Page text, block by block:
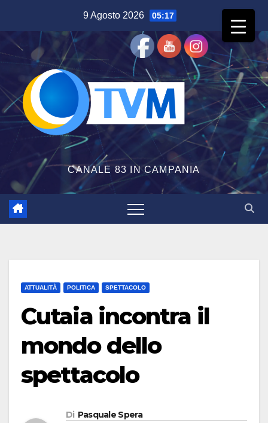
contenuto
9 Agosto 2026 05:17
CANALE 83 IN CAMPANIA
ATTUALITÀ POLITICA SPETTACOLO
Cutaia incontra il
mondo dello
spettacolo
Di Pasquale Spera